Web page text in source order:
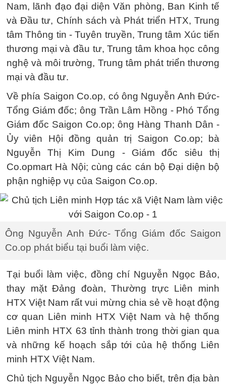
Nam, lãnh đạo đại diện Văn phòng, Ban Kinh tế
và Đầu tư, Chính sách và Phát triển HTX, Trung
tâm Thông tin - Tuyên truyền, Trung tâm Xúc tiến
thương mại và đầu tư, Trung tâm khoa học công
nghệ và môi trường, Trung tâm phát triển thương
mại và đầu tư.
Về phía Saigon Co.op, có ông Nguyễn Anh Đức-
Tổng Giám đốc; ông Trần Lâm Hồng - Phó Tổng
Giám đốc Saigon Co.op; ông Hàng Thanh Dân -
Ủy viên Hội đồng quản trị Saigon Co.op; bà
Nguyễn Thị Kim Dung - Giám đốc siêu thị
Co.opmart Hà Nội; cùng các cán bộ Đại diện bộ
phận nghiệp vụ của Saigon Co.op.
Ông Nguyễn Anh Đức- Tổng Giám đốc Saigon
Co.op phát biểu tại buổi làm việc.
Tại buổi làm việc, đồng chí Nguyễn Ngọc Bảo,
thay mặt Đảng đoàn, Thường trực Liên minh
HTX Việt Nam rất vui mừng chia sẻ về hoạt động
cơ quan Liên minh HTX Việt Nam và hệ thống
Liên minh HTX 63 tỉnh thành trong thời gian qua
và những kế hoạch sắp tới của hệ thống Liên
minh HTX Việt Nam.
Chủ tịch Nguyễn Ngọc Bảo cho biết, trên địa bàn